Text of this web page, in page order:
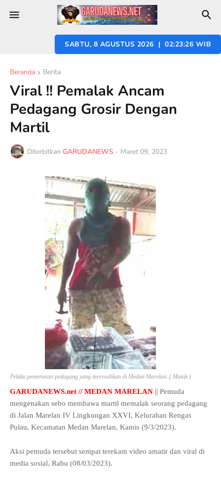
SABTU, 8 AGUSTUS 2026 | 02:23:27 WIB
Beranda Berita
Viral !! Pemalak Ancam
Pedagang Grosir Dengan
Martil
Diterbitkan GARUDANEWS - Maret 09, 2023
Pelaku pemerasan pedagang yang meresahkan di Medan Marelan. ( Manik )
GARUDANEWS.net // MEDAN MARELAN || Pemuda
mengenakan sebo membawa martil memalak seorang pedagang
di Jalan Marelan IV Lingkungan XXVI, Kelurahan Rengas
Pulau, Kecamatan Medan Marelan, Kamis (9/3/2023).
Aksi pemuda tersebut sempat terekam video amatir dan viral di
media sosial, Rabu (08/03/2023).